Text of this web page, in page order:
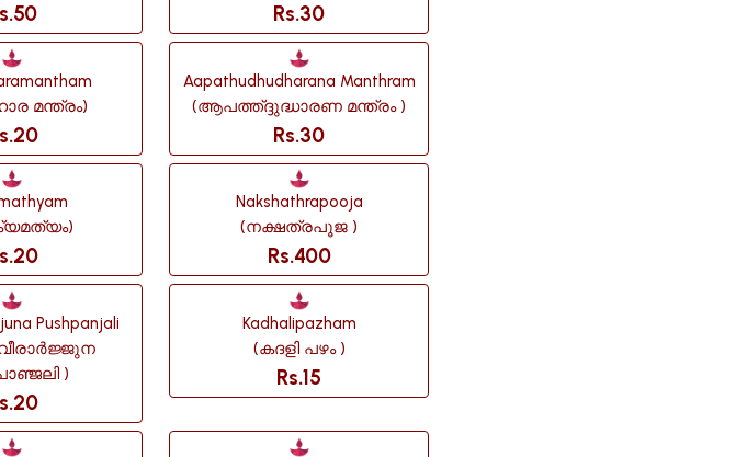
Rs.30
മന്ത്രം)
Aapathudhudharana Manthram
(ആപത്ത്ദ്ദുദ്ധാരണ മന്ത്രം )
Rs.30
Nakshathrapooja
(നക്ഷത്രപൂജ )
Rs.400
Pushpanjali
)
Kadhalipazham
(കദളി പഴം )
Rs.15